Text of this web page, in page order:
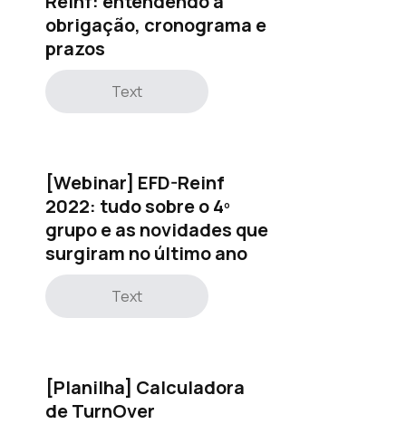
obrigação, cronograma e
prazos
Text
[Webinar] EFD-Reinf
2022: tudo sobre o 4º
grupo e as novidades que
surgiram no último ano
Text
[Planilha] Calculadora
de TurnOver